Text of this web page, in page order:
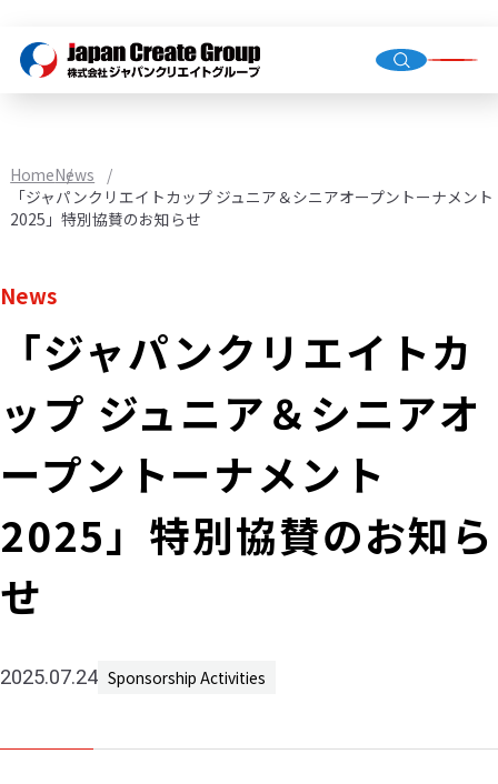
Group
Store
FC)
Social
News
HomeNews
「ジャパンクリエイトカップ ジュニア＆シニアオープントーナメント
2025」特別協賛のお知らせ
News
「ジャパンクリエイトカ
ップ ジュニア＆シニアオ
ープントーナメント
2025」特別協賛のお知ら
せ
2025.07.24 Sponsorship Activities